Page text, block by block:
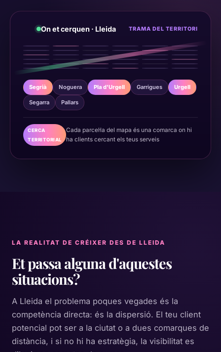
On et cerquen · Lleida TRAMA DEL TERRITORI
Segrià Noguera Pla d'Urgell Garrigues Urgell
Segarra Pallars
CERCA
TERRITORIAL
Cada parcel·la del mapa és una comarca on hi
ha clients cercant els teus serveis
LA REALITAT DE CRÉIXER DES DE LLEIDA
Et passa alguna d'aquestes
situacions?
A Lleida el problema poques vegades és la
competència directa: és la dispersió. El teu client
potencial pot ser a la ciutat o a dues comarques de
distància, i si no hi ha estratègia, la visibilitat es